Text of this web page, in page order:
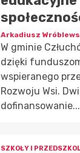
Arkadiusz
W gminie
dzięki
wspieranego
Rozwoju Wsi.
dofinansowanie...
SZKOŁY I